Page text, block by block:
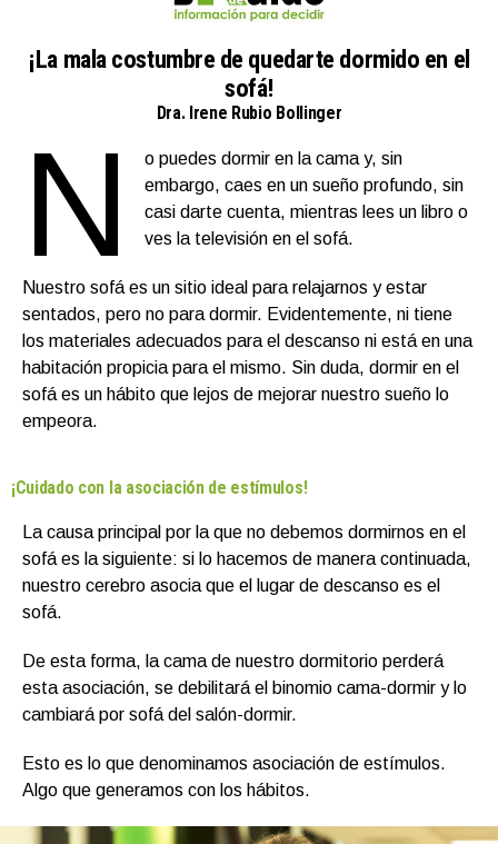
¡La mala costumbre de quedarte dormido en el
sofá!
Dra. Irene Rubio Bollinger
N
o puedes dormir en la cama y, sin
embargo, caes en un sueño profundo, sin
casi darte cuenta, mientras lees un libro o
ves la televisión en el sofá.
Nuestro sofá es un sitio ideal para relajarnos y estar
sentados, pero no para dormir. Evidentemente, ni tiene
los materiales adecuados para el descanso ni está en una
habitación propicia para el mismo. Sin duda, dormir en el
sofá es un hábito que lejos de mejorar nuestro sueño lo
empeora.
¡Cuidado con la asociación de estímulos!
La causa principal por la que no debemos dormirnos en el
sofá es la siguiente: si lo hacemos de manera continuada,
nuestro cerebro asocia que el lugar de descanso es el
sofá.
De esta forma, la cama de nuestro dormitorio perderá
esta asociación, se debilitará el binomio cama-dormir y lo
cambiará por sofá del salón-dormir.
Esto es lo que denominamos asociación de estímulos.
Algo que generamos con los hábitos.